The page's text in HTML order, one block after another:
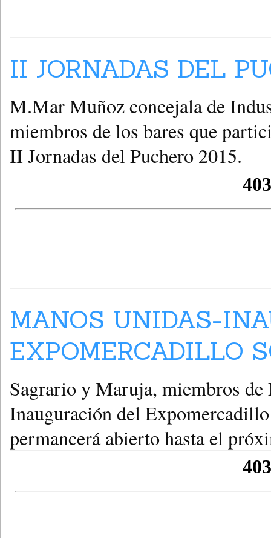
II JORNADAS DEL
M.Mar Muñoz concejala de
miembros de los bares que
II Jornadas del Puchero 2015.
MANOS UNIDAS-
EXPOMERCADILLO
Sagrario y Maruja, miembros de
Inauguración del
permancerá abierto hasta el